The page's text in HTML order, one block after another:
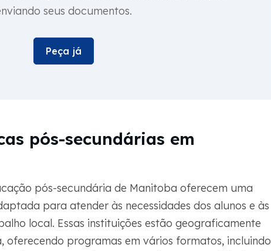
seus documentos.
Peça já
pós-secundárias em
pós-secundária de Manitoba oferecem uma
para atender às necessidades dos alunos e às
local. Essas instituições estão geograficamente
oferecendo programas em vários formatos, incluindo